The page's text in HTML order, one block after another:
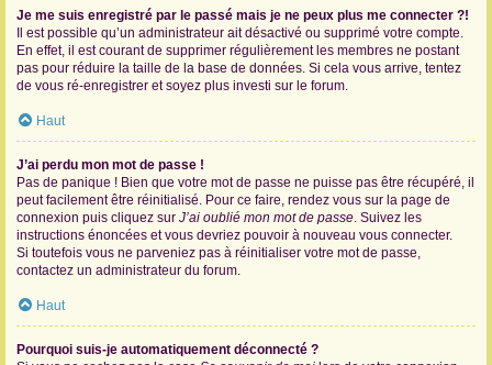
Je me suis enregistré par le passé mais je ne peux plus me connecter ?!
Il est possible qu’un administrateur ait désactivé ou supprimé votre compte.
En effet, il est courant de supprimer régulièrement les membres ne postant
pas pour réduire la taille de la base de données. Si cela vous arrive, tentez
de vous ré-enregistrer et soyez plus investi sur le forum.
Haut
J’ai perdu mon mot de passe !
Pas de panique ! Bien que votre mot de passe ne puisse pas être récupéré, il
peut facilement être réinitialisé. Pour ce faire, rendez vous sur la page de
connexion puis cliquez sur J’ai oublié mon mot de passe. Suivez les
instructions énoncées et vous devriez pouvoir à nouveau vous connecter.
Si toutefois vous ne parveniez pas à réinitialiser votre mot de passe,
contactez un administrateur du forum.
Haut
Pourquoi suis-je automatiquement déconnecté ?